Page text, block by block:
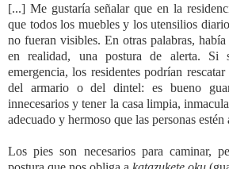
[...] Me gustaría señalar que en la
que todos los muebles y los utensilios
no fueran visibles. En otras palabras, había
en realidad, una postura de alerta. Si
emergencia, los residentes podrían
del armario o del dintel: es bueno
innecesarios y tener la casa limpia,
adecuado y hermoso que las personas estén
Los pies son necesarios para caminar,